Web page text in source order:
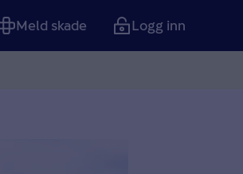
Meld skade Logg inn